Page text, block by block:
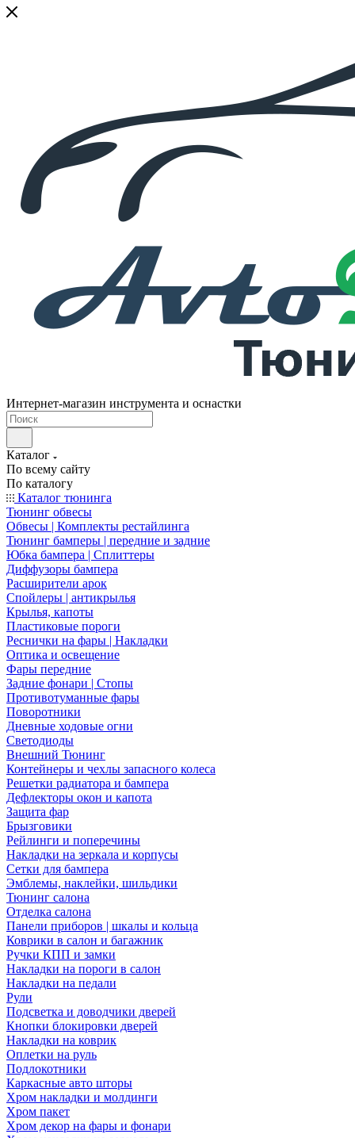
Интернет-магазин инструмента и оснастки
Каталог
По всему сайту
По каталогу
Каталог тюнинга
Тюнинг обвесы
Обвесы | Комплекты рестайлинга
Тюнинг бамперы | передние и задние
Юбка бампера | Сплиттеры
Диффузоры бампера
Расширители арок
Спойлеры | антикрылья
Крылья, капоты
Пластиковые пороги
Реснички на фары | Накладки
Оптика и освещение
Фары передние
Задние фонари | Стопы
Противотуманные фары
Поворотники
Дневные ходовые огни
Светодиоды
Внешний Тюнинг
Контейнеры и чехлы запасного колеса
Решетки радиатора и бампера
Дефлекторы окон и капота
Защита фар
Брызговики
Рейлинги и поперечины
Накладки на зеркала и корпусы
Сетки для бампера
Эмблемы, наклейки, шильдики
Тюнинг салона
Отделка салона
Панели приборов | шкалы и кольца
Коврики в салон и багажник
Ручки КПП и замки
Накладки на пороги в салон
Накладки на педали
Рули
Подсветка и доводчики дверей
Кнопки блокировки дверей
Накладки на коврик
Оплетки на руль
Подлокотники
Каркасные авто шторы
Хром накладки и молдинги
Хром пакет
Хром декор на фары и фонари